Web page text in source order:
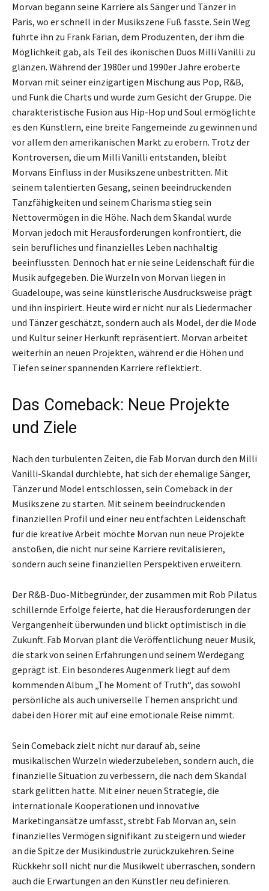
Morvan begann seine Karriere als Sänger und Tänzer in
Paris, wo er schnell in der Musikszene Fuß fasste. Sein Weg
führte ihn zu Frank Farian, dem Produzenten, der ihm die
Möglichkeit gab, als Teil des ikonischen Duos Milli Vanilli zu
glänzen. Während der 1980er und 1990er Jahre eroberte
Morvan mit seiner einzigartigen Mischung aus Pop, R&B,
und Funk die Charts und wurde zum Gesicht der Gruppe. Die
charakteristische Fusion aus Hip-Hop und Soul ermöglichte
es den Künstlern, eine breite Fangemeinde zu gewinnen und
vor allem den amerikanischen Markt zu erobern. Trotz der
Kontroversen, die um Milli Vanilli entstanden, bleibt
Morvans Einfluss in der Musikszene unbestritten. Mit
seinem talentierten Gesang, seinen beeindruckenden
Tanzfähigkeiten und seinem Charisma stieg sein
Nettovermögen in die Höhe. Nach dem Skandal wurde
Morvan jedoch mit Herausforderungen konfrontiert, die
sein berufliches und finanzielles Leben nachhaltig
beeinflussten. Dennoch hat er nie seine Leidenschaft für die
Musik aufgegeben. Die Wurzeln von Morvan liegen in
Guadeloupe, was seine künstlerische Ausdrucksweise prägt
und ihn inspiriert. Heute wird er nicht nur als Liedermacher
und Tänzer geschätzt, sondern auch als Model, der die Mode
und Kultur seiner Herkunft repräsentiert. Morvan arbeitet
weiterhin an neuen Projekten, während er die Höhen und
Tiefen seiner spannenden Karriere reflektiert.
Das Comeback: Neue Projekte
und Ziele
Nach den turbulenten Zeiten, die Fab Morvan durch den Milli
Vanilli-Skandal durchlebte, hat sich der ehemalige Sänger,
Tänzer und Model entschlossen, sein Comeback in der
Musikszene zu starten. Mit seinem beeindruckenden
finanziellen Profil und einer neu entfachten Leidenschaft
für die kreative Arbeit möchte Morvan nun neue Projekte
anstoßen, die nicht nur seine Karriere revitalisieren,
sondern auch seine finanziellen Perspektiven erweitern.
Der R&B-Duo-Mitbegründer, der zusammen mit Rob Pilatus
schillernde Erfolge feierte, hat die Herausforderungen der
Vergangenheit überwunden und blickt optimistisch in die
Zukunft. Fab Morvan plant die Veröffentlichung neuer Musik,
die stark von seinen Erfahrungen und seinem Werdegang
geprägt ist. Ein besonderes Augenmerk liegt auf dem
kommenden Album „The Moment of Truth“, das sowohl
persönliche als auch universelle Themen anspricht und
dabei den Hörer mit auf eine emotionale Reise nimmt.
Sein Comeback zielt nicht nur darauf ab, seine
musikalischen Wurzeln wiederzubeleben, sondern auch, die
finanzielle Situation zu verbessern, die nach dem Skandal
stark gelitten hatte. Mit einer neuen Strategie, die
internationale Kooperationen und innovative
Marketingansätze umfasst, strebt Fab Morvan an, sein
finanzielles Vermögen signifikant zu steigern und wieder
an die Spitze der Musikindustrie zurückzukehren. Seine
Rückkehr soll nicht nur die Musikwelt überraschen, sondern
auch die Erwartungen an den Künstler neu definieren.